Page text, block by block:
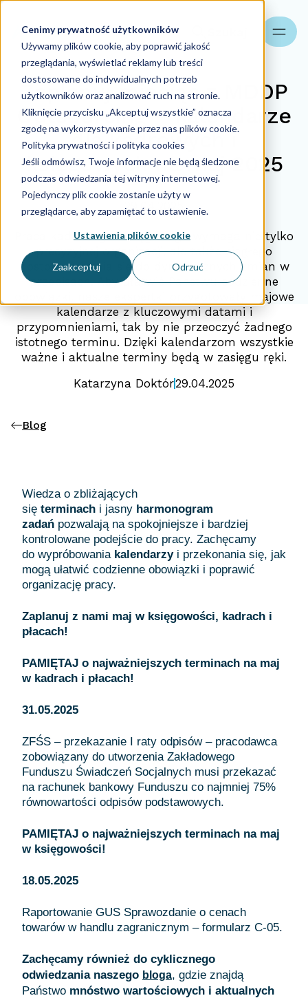
Cenimy prywatność użytkowników
Używamy plików cookie, aby poprawić jakość
przeglądania, wyświetlać reklamy lub treści
dostosowane do indywidualnych potrzeb
użytkowników oraz analizować ruch na stronie.
Kliknięcie przycisku „Akceptuj wszystkie” oznacza
zgodę na wykorzystywanie przez nas plików cookie.
Polityka prywatności i polityka cookies
Jeśli odmówisz, Twoje informacje nie będą śledzone
podczas odwiedzania tej witryny internetowej.
Pojedynczy plik cookie zostanie użyty w
przeglądarce, aby zapamiętać to ustawienie.
Ustawienia plików cookie
Zaakceptuj Odrzuć
Zaplanuj miesiąc z MDDP
Outsourcing – kalendarze
dla kadrowych i
księgowych na maj 2025
29.04.2025
Praca kadrowego i księgowego wymaga nie tylko
precyzyjnej organizacji, ale także ciągłego
dostosowywania się do dynamicznych zmian w
przepisach. Aby ułatwić Państwu codzienne
obowiązki, nasze ekspertki przygotowały majowe
kalendarze z kluczowymi datami i
przypomnieniami, tak by nie przeoczyć żadnego
istotnego terminu. Dzięki kalendarzom wszystkie
ważne i aktualne terminy będą w zasięgu ręki.
Katarzyna Doktór29.04.2025
Blog
Wiedza o zbliżających
się terminach i jasny harmonogram
zadań pozwalają na spokojniejsze i bardziej
kontrolowane podejście do pracy. Zachęcamy
do wypróbowania kalendarzyi przekonania się, jak
mogą ułatwić codzienne obowiązki i poprawić
organizację pracy.
Zaplanuj z nami maj w księgowości, kadrach i
płacach!
PAMIĘTAJ o najważniejszych terminach na maj
w kadrach i płacach!
31.05.2025
ZFŚS – przekazanie I raty odpisów – pracodawca
zobowiązany do utworzenia Zakładowego
Funduszu Świadczeń Socjalnych musi przekazać
na rachunek bankowy Funduszu co najmniej 75%
równowartości odpisów podstawowych.
PAMIĘTAJ o najważniejszych terminach na maj
w księgowości!
18.05.2025
Raportowanie GUS Sprawozdanie o cenach
towarów w handlu zagranicznym – formularz C-05.
Zachęcamy również do cyklicznego
odwiedzania naszego bloga, gdzie znajdą
Państwo mnóstwo wartościowych i aktualnych